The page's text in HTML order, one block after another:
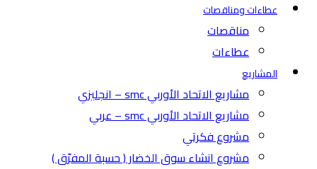
عطاءات ومناقصات
مناقصات
عطاءات
المشاريع
مشاريع الاتحاد الأوربي smc – انجليزي
مشاريع الاتحاد الأوربي smc – عربي
مشروع فكرتي
مشروع انشاء سوق الخضار ( حسبة المفرّق )